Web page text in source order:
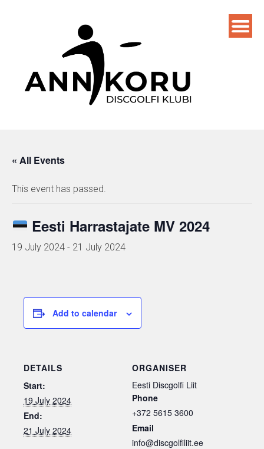
« All Events
This event has passed.
Eesti Harrastajate MV 2024
19 July 2024 - 21 July 2024
Add to calendar
DETAILS
Start:
19 July 2024
End:
21 July 2024
ORGANISER
Eesti Discgolfi Liit
Phone
+372 5615 3600
Email
info@discgolfiliit.ee